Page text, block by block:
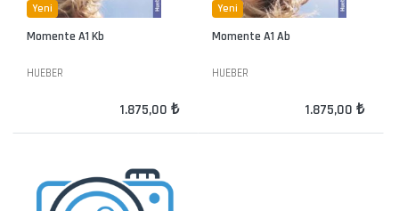
Yeni
Momente A1 Kb
HUEBER
1.875,00 ₺
Yeni
Momente A1 Ab
HUEBER
1.875,00 ₺